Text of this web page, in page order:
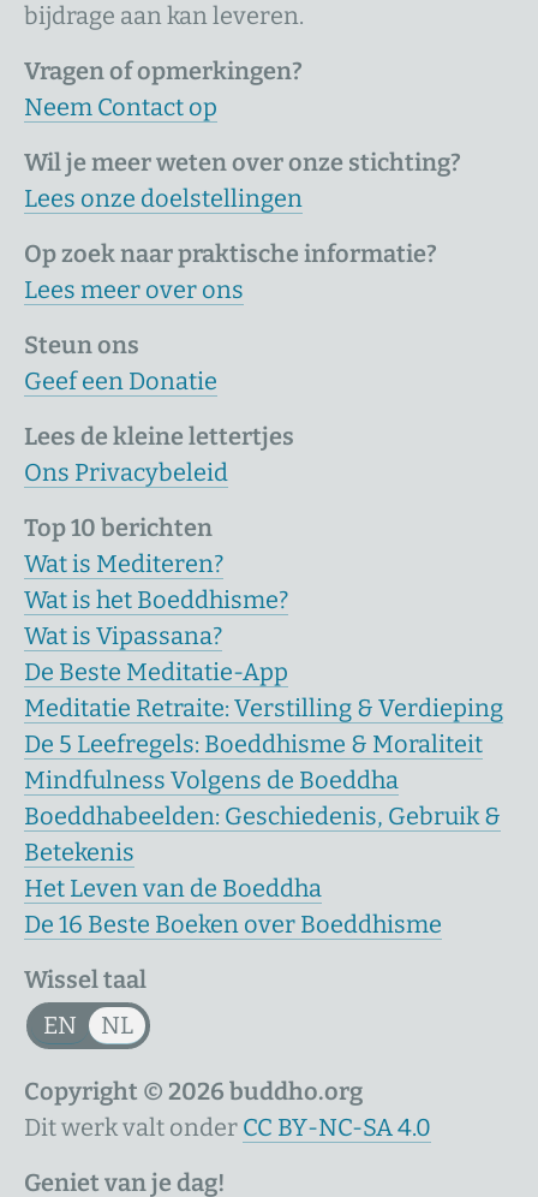
bijdrage aan kan leveren.
Vragen of opmerkingen?
Neem Contact op
Wil je meer weten over onze stichting?
Lees onze doelstellingen
Op zoek naar praktische informatie?
Lees meer over ons
Steun ons
Geef een Donatie
Lees de kleine lettertjes
Ons Privacybeleid
Top 10 berichten
Wat is Mediteren?
Wat is het Boeddhisme?
Wat is Vipassana?
De Beste Meditatie-App
Meditatie Retraite: Verstilling & Verdieping
De 5 Leefregels: Boeddhisme & Moraliteit
Mindfulness Volgens de Boeddha
Boeddhabeelden: Geschiedenis, Gebruik &
Betekenis
Het Leven van de Boeddha
De 16 Beste Boeken over Boeddhisme
Wissel taal
EN
NL
Copyright © 2026 buddho.org
Dit werk valt onder CC BY-NC-SA 4.0
Geniet van je dag!